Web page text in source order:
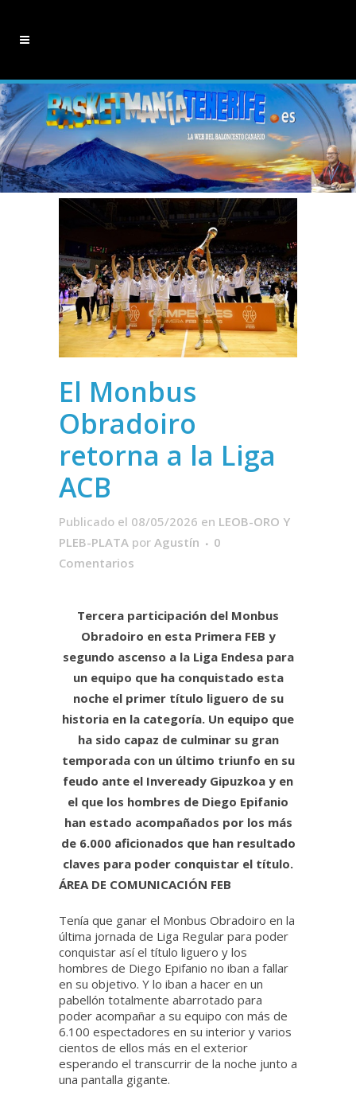
El Monbus
Obradoiro
retorna a la Liga
ACB
Publicado el 08/05/2026 en LEOB-ORO Y
PLEB-PLATA por Agustín
0
Comentarios
Tercera participación del Monbus
Obradoiro en esta Primera FEB y
segundo ascenso a la Liga Endesa para
un equipo que ha conquistado esta
noche el primer título liguero de su
historia en la categoría. Un equipo que
ha sido capaz de culminar su gran
temporada con un último triunfo en su
feudo ante el Inveready Gipuzkoa y en
el que los hombres de Diego Epifanio
han estado acompañados por los más
de 6.000 aficionados que han resultado
claves para poder conquistar el título.
ÁREA DE COMUNICACIÓN FEB
Tenía que ganar el Monbus Obradoiro en la
última jornada de Liga Regular para poder
conquistar así el título liguero y los
hombres de Diego Epifanio no iban a fallar
en su objetivo. Y lo iban a hacer en un
pabellón totalmente abarrotado para
poder acompañar a su equipo con más de
6.100 espectadores en su interior y varios
cientos de ellos más en el exterior
esperando el transcurrir de la noche junto a
una pantalla gigante.